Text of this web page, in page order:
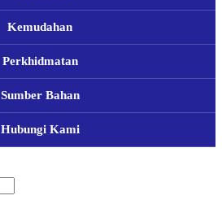
Kemudahan
Perkhidmatan
Sumber Bahan
Hubungi Kami